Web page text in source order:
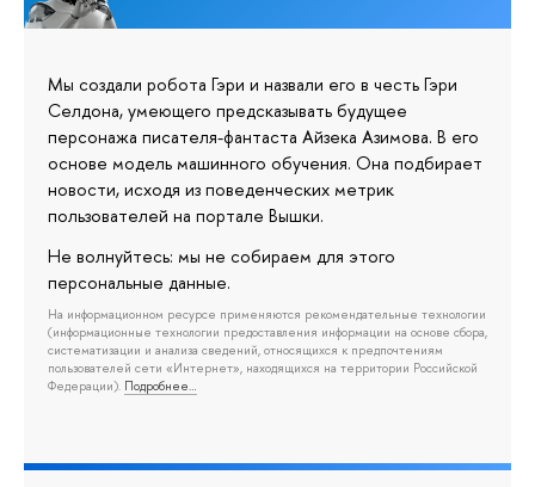
Мы создали робота Гэри и назвали его в честь Гэри
Селдона, умеющего предсказывать будущее
персонажа писателя-фантаста Айзека Азимова. В его
основе модель машинного обучения. Она подбирает
новости, исходя из поведенческих метрик
пользователей на портале Вышки.
Не волнуйтесь: мы не собираем для этого
персональные данные.
На информационном ресурсе применяются рекомендательные технологии
(информационные технологии предоставления информации на основе сбора,
систематизации и анализа сведений, относящихся к предпочтениям
пользователей сети «Интернет», находящихся на территории Российской
Федерации). Подробнее…